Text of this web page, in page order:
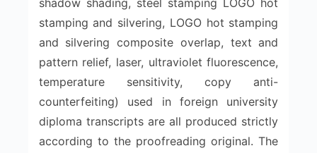
shadow shading, steel stamping LOGO hot
stamping and silvering, LOGO hot stamping
and silvering composite overlap, text and
pattern relief, laser, ultraviolet fluorescence,
temperature sensitivity, copy anti-
counterfeiting) used in foreign university
diploma transcripts are all produced strictly
according to the proofreading original. The